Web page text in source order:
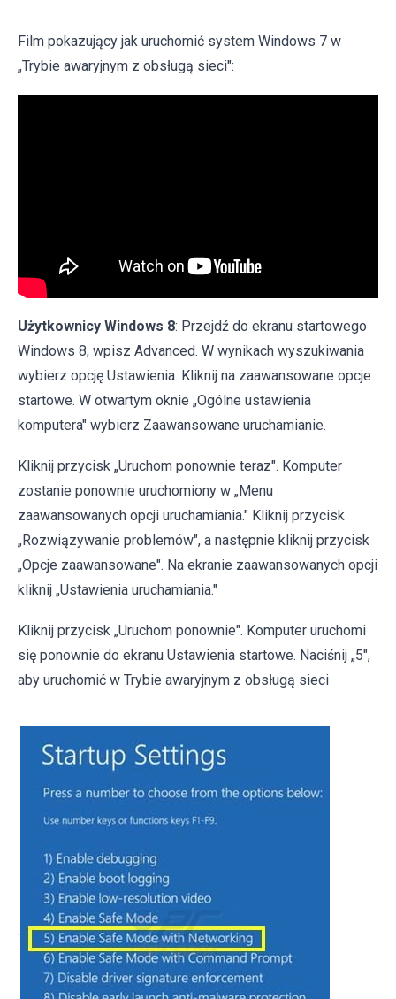
Film pokazujący jak uruchomić system Windows 7 w
„Trybie awaryjnym z obsługą sieci":
Użytkownicy Windows 8: Przejdź do ekranu startowego
Windows 8, wpisz Advanced. W wynikach wyszukiwania
wybierz opcję Ustawienia. Kliknij na zaawansowane opcje
startowe. W otwartym oknie „Ogólne ustawienia
komputera" wybierz Zaawansowane uruchamianie.
Kliknij przycisk „Uruchom ponownie teraz". Komputer
zostanie ponownie uruchomiony w „Menu
zaawansowanych opcji uruchamiania." Kliknij przycisk
„Rozwiązywanie problemów", a następnie kliknij przycisk
„Opcje zaawansowane". Na ekranie zaawansowanych opcji
kliknij „Ustawienia uruchamiania."
Kliknij przycisk „Uruchom ponownie". Komputer uruchomi
się ponownie do ekranu Ustawienia startowe. Naciśnij „5",
aby uruchomić w Trybie awaryjnym z obsługą sieci
.